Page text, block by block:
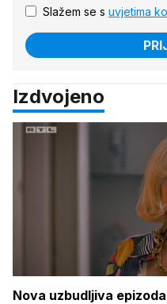
Slažem se s uvjetima
Izdvojeno
Nova uzbudljiva